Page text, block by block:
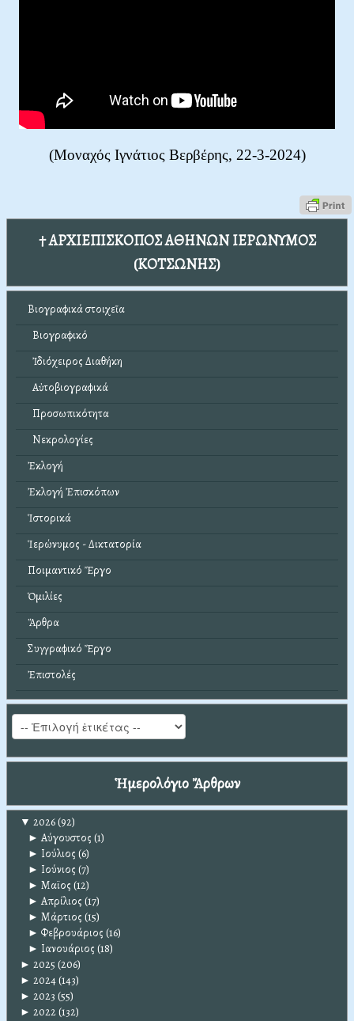
(Μοναχός Ιγνάτιος Βερβέρης, 22-3-2024)
† ΑΡΧΙΕΠΙΣΚΟΠΟΣ ΑΘΗΝΩΝ ΙΕΡΩΝΥΜΟΣ
(ΚΟΤΣΩΝΗΣ)
Βιογραφικά στοιχεῖα
Βιογραφικό
Ἰδιόχειρος Διαθήκη
Αὐτοβιογραφικά
Προσωπικότητα
Νεκρολογίες
Ἐκλογή
Ἐκλογή Ἐπισκόπων
Ἱστορικά
Ἱερώνυμος - Δικτατορία
Ποιμαντικό Ἔργο
Ὁμιλίες
Ἄρθρα
Συγγραφικό Ἔργο
Ἐπιστολές
Ἡμερολόγιο Ἄρθρων
▼ 2026(92)
► Αύγουστος (1)
► Ιούλιος (6)
► Ιούνιος (7)
► Μαϊος (12)
► Απρίλιος (17)
► Μάρτιος (15)
► Φεβρουάριος (16)
► Ιανουάριος (18)
► 2025 (206)
► 2024(143)
► 2023 (55)
► 2022(132)